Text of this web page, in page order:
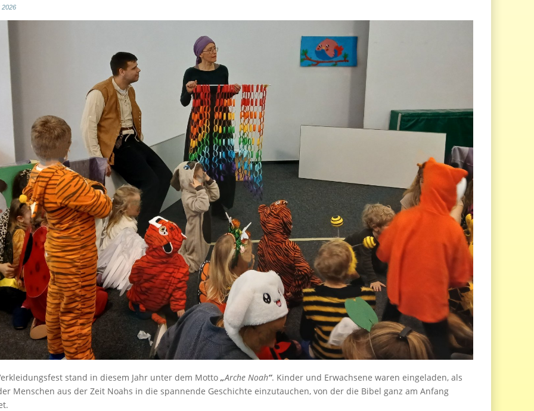
2026
stand in diesem Jahr unter dem Motto „Arche Noah“. Kinder und Erwachsene waren eingeladen, als
Menschen aus der Zeit Noahs in die spannende Geschichte einzutauchen, von der die Bibel ganz am Anfang